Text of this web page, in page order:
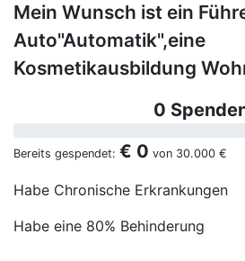
Mein Wunsch ist ein
Auto"Automatik",eine
Kosmetikausbildung
0
Bereits gespendet: € 0 von 30.000 €
Habe Chronische Erkrankungen
Habe eine 80% Behinderung